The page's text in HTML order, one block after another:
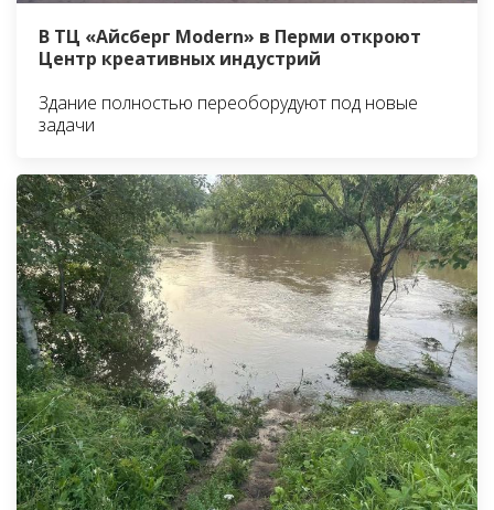
В ТЦ «Айсберг Modern» в Перми откроют
Центр креативных индустрий
Здание полностью переоборудуют под новые
задачи